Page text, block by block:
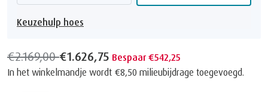
Keuzehulp hoes
€2.169,00€1.626,75 Bespaar €542,25
In het winkelmandje wordt €8,50 milieubijdrage toegevoegd.